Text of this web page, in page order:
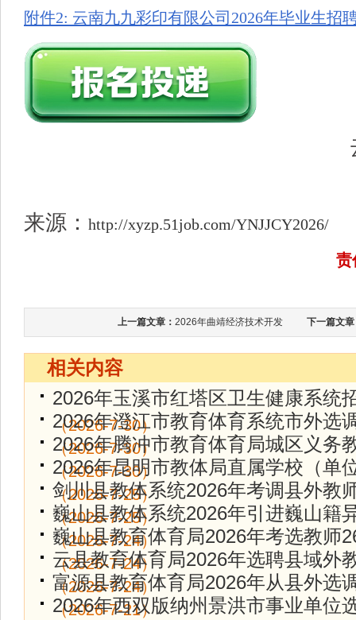
附件2: 云南九九彩印有限公司2026年毕业生招
来源： http://xyzp.51job.com/YNJJCY2026/
上一篇文章： 2026年曲靖经济技术开发 下一篇文
相关内容
2026年玉溪市红塔区卫生健康系统
（2026-7-30）
2026年澄江市教育体育系统市外选
（2026-7-30）
2026年腾冲市教育体育局城区义务
（2026-7-30）
2026年昆明市教体局直属学校（单
（2026-7-25）
剑川县教体系统2026年考调县外教
（2026-7-25）
巍山县教体系统2026年引进巍山籍
（2026-7-24）
巍山县教育体育局2026年考选教师
（2026-7-24）
云县教育体育局2026年选聘县域外
（2026-7-24）
富源县教育体育局2026年从县外选
（2026-7-21）
2026年西双版纳州景洪市事业单位